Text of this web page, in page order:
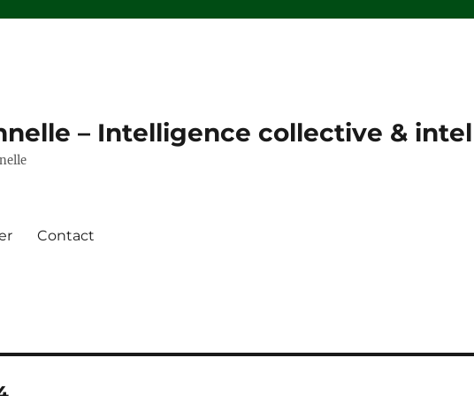
– Intelligence collective &
Contact